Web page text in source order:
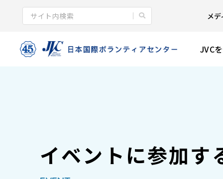
メ
JVC
イベントに参加す